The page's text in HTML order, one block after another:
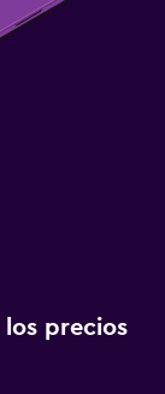
precios